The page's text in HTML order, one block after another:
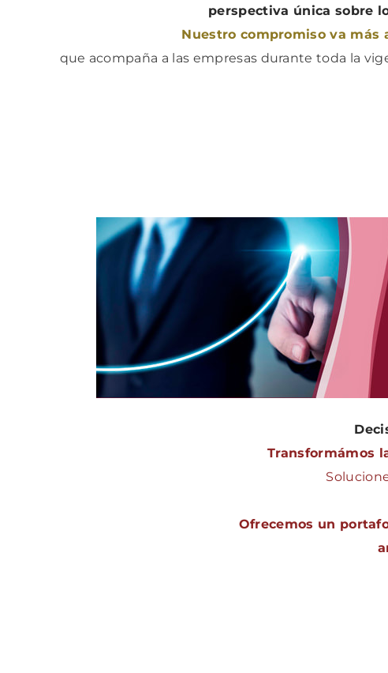
perspectiva única sobre
Nuestro compromiso va más
que acompaña a las empresas durante toda la
Transformámos
Ofrecemos un